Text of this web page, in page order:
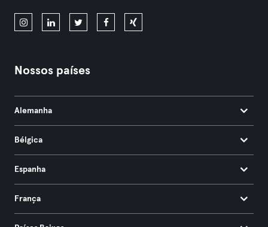
Nossos países
Alemanha
Bélgica
Espanha
França